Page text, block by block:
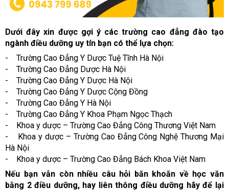
Dưới đây xin được gợi ý các trường cao đẳng đào tạo
ngành điều dưỡng uy tín bạn có thể lựa chọn:
- Trường Cao Đẳng Y Dược Tuệ Tĩnh Hà Nội
- Trường Cao Đẳng Dược Hà Nội
- Trường Cao Đẳng Y Dược Hà Nội
- Trường Cao Đẳng Y Dược Cộng Đồng
- Trường Cao Đẳng Y Hà Nội
- Trường Cao Đẳng Y Khoa Phạm Ngọc Thạch
- Khoa y dược – Trường Cao Đẳng Công Thương Việt Nam
- Khoa y dược – Trường Cao Đẳng Công Nghệ Thương Mại
Hà Nội
- Khoa y dược – Trường Cao Đẳng Bách Khoa Việt Nam
Nếu bạn vẫn còn nhiều câu hỏi băn khoăn về học văn
bằng 2 điều dưỡng, hay liên thông điều dưỡng hãy để lại